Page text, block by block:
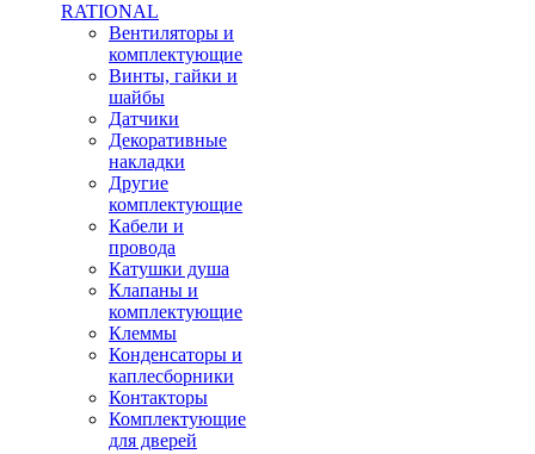
RATIONAL
Вентиляторы и
комплектующие
Винты, гайки и
шайбы
Датчики
Декоративные
накладки
Другие
комплектующие
Кабели и
провода
Катушки душа
Клапаны и
комплектующие
Клеммы
Конденсаторы и
каплесборники
Контакторы
Комплектующие
для дверей